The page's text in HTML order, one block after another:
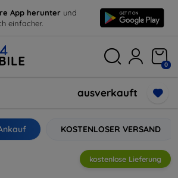
App herunter und
einfacher.
0
ausverkauft
KOSTENLOSER VERSAND
kostenlose Lieferung